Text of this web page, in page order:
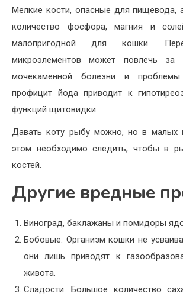
Мелкие кости, опасные для пищевода,
количество фосфора, магния и
малопригодной для кошки.
микроэлементов может повлечь за
мочекаменной болезни и
профицит йода приводит к
функций щитовидки.
Давать коту рыбу можно, но в малых
этом необходимо следить, чтобы в
костей.
Другие вредные
Виноград, баклажаны и помидоры
Бобовые. Организм кошки не
они лишь приводят к
живота.
Сладости. Большое количество